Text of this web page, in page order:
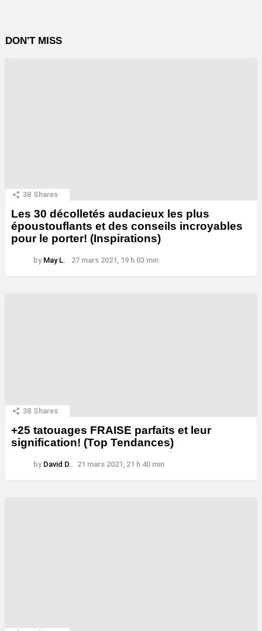
DON'T MISS
38 Shares
Les 30 décolletés audacieux les plus
époustouflants et des conseils incroyables
pour le porter! (Inspirations)
by May L. 27 mars 2021, 19 h 03 min
38 Shares
+25 tatouages ​​FRAISE parfaits et leur
signification! (Top Tendances)
by David D. 21 mars 2021, 21 h 40 min